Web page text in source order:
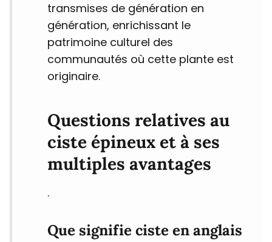
transmises de génération en
génération, enrichissant le
patrimoine culturel des
communautés où cette plante est
originaire.
Questions relatives au
ciste épineux et à ses
multiples avantages
.
Que signifie ciste en anglais